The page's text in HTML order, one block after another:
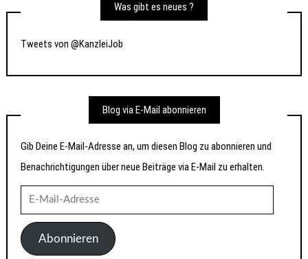
Was gibt es neues ?
Tweets von @KanzleiJob
Blog via E-Mail abonnieren
Gib Deine E-Mail-Adresse an, um diesen Blog zu abonnieren und
Benachrichtigungen über neue Beiträge via E-Mail zu erhalten.
Mail-
AdresseAbonnieren